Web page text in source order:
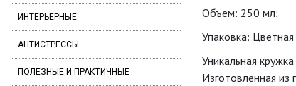
ИНТЕРЬЕРНЫЕ
АНТИСТРЕССЫ
ПОЛЕЗНЫЕ И ПРАКТИЧНЫЕ
Объем: 250 мл;
Упаковка:
Уникальная
Изготовленная